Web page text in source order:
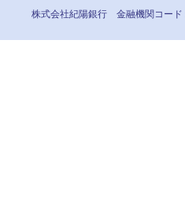
株式会社紀陽銀行 金融機関コード